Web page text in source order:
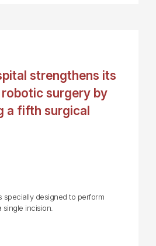
strengthens its
surgery by
a fifth surgical
specially designed to perform
incision.